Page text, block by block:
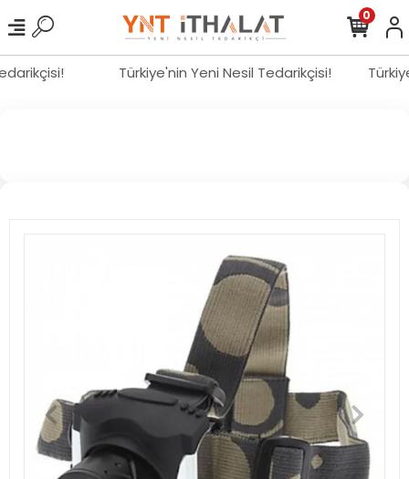
Türkiye'nin Yeni Nesil Tedarikçisi!
0